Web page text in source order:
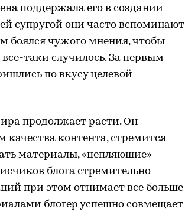
поддержала его в создании
супругой они часто вспоминают
боялся чужого мнения, чтобы
таки случилось. За первым
по вкусу целевой
продолжает расти. Он
контента, стремится
материалы, «цепляющие»
блога стремительно
при этом отнимает все больше
блогер успешно совмещает